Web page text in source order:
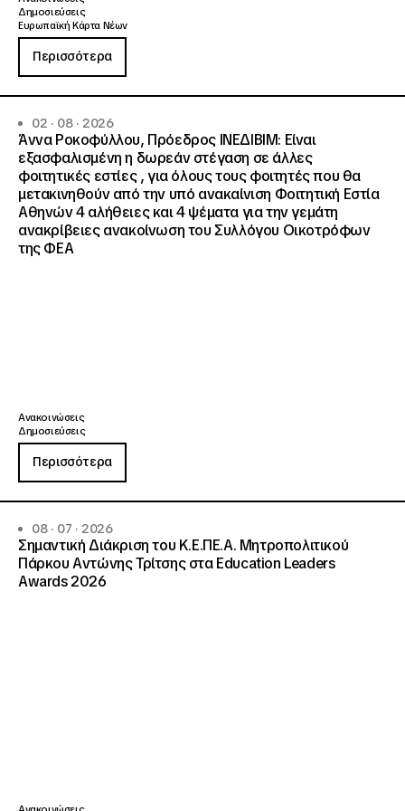
Δημοσιεύσεις
Ευρωπαϊκή Κάρτα Νέων
Περισσότερα
02 · 08 · 2026
Άννα Ροκοφύλλου, Πρόεδρος ΙΝΕΔΙΒΙΜ: Είναι
εξασφαλισμένη η δωρεάν στέγαση σε άλλες
φοιτητικές εστίες , για όλους τους φοιτητές που θα
μετακινηθούν από την υπό ανακαίνιση Φοιτητική Εστία
Αθηνών 4 αλήθειες και 4 ψέματα για την γεμάτη
ανακρίβειες ανακοίνωση του Συλλόγου Οικοτρόφων
της ΦΕΑ
Ανακοινώσεις
Δημοσιεύσεις
Περισσότερα
08 · 07 · 2026
Σημαντική Διάκριση του Κ.Ε.ΠΕ.Α. Μητροπολιτικού
Πάρκου Αντώνης Τρίτσης στα Education Leaders
Awards 2026